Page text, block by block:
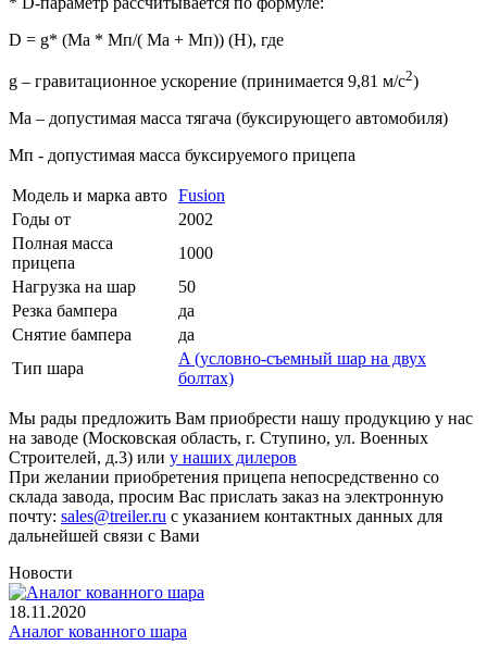
D = g* (Mа * Мп/( Mа + Мп)) (Н), где
g – гравитационное ускорение (принимается 9,81 м/с2)
Mа – допустимая масса тягача (буксирующего автомобиля)
Мп - допустимая масса буксируемого прицепа
Модель и марка авто Fusion
Годы от
2002
Полная масса
прицепа
1000
Нагрузка на шар
50
Резка бампера
да
Снятие бампера
да
Тип шара
A (условно-съемный шар на двух
болтах)
Мы рады предложить Вам приобрести нашу продукцию у нас
на заводе (Московская область, г. Ступино, ул. Военных
Строителей, д.3) или у наших дилеров
При желании приобретения прицепа непосредственно со
склада завода, просим Вас прислать заказ на электронную
почту: sales@treiler.ru с указанием контактных данных для
дальнейшей связи с Вами
Новости
18.11.2020
Аналог кованного шара